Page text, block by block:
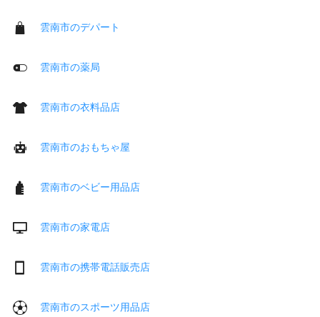
雲南市のデパート
雲南市の薬局
雲南市の衣料品店
雲南市のおもちゃ屋
雲南市のベビー用品店
雲南市の家電店
雲南市の携帯電話販売店
雲南市のスポーツ用品店